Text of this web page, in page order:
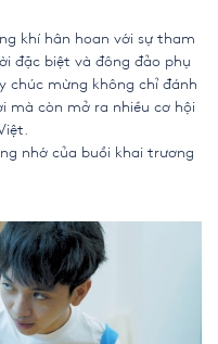
khí hân hoan với sự tham
đặc biệt và đông đảo phụ
chúc mừng không chỉ đánh
mà còn mở ra nhiều cơ hội
nhớ của buổi khai trương